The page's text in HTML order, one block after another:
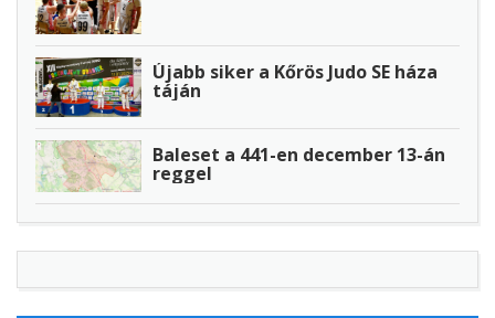
Újabb siker a Kőrös Judo SE háza
táján
Baleset a 441-en december 13-án
reggel